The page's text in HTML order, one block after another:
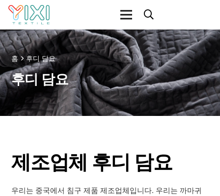
홈 후디 담요
후디 담요
제조업체 후디 담요
우리는 중국에서 침구 제품 제조업체입니다. 우리는 까마귀